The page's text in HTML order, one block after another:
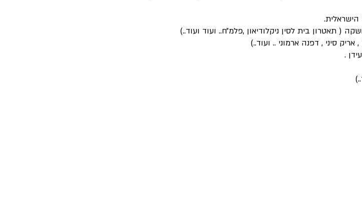
( תאטרון בית לסין ניקלודיאון ,פלמ״ח.. ועוד ועוד..)
סיני , דפנה ארמוני .. ועוד..)
.